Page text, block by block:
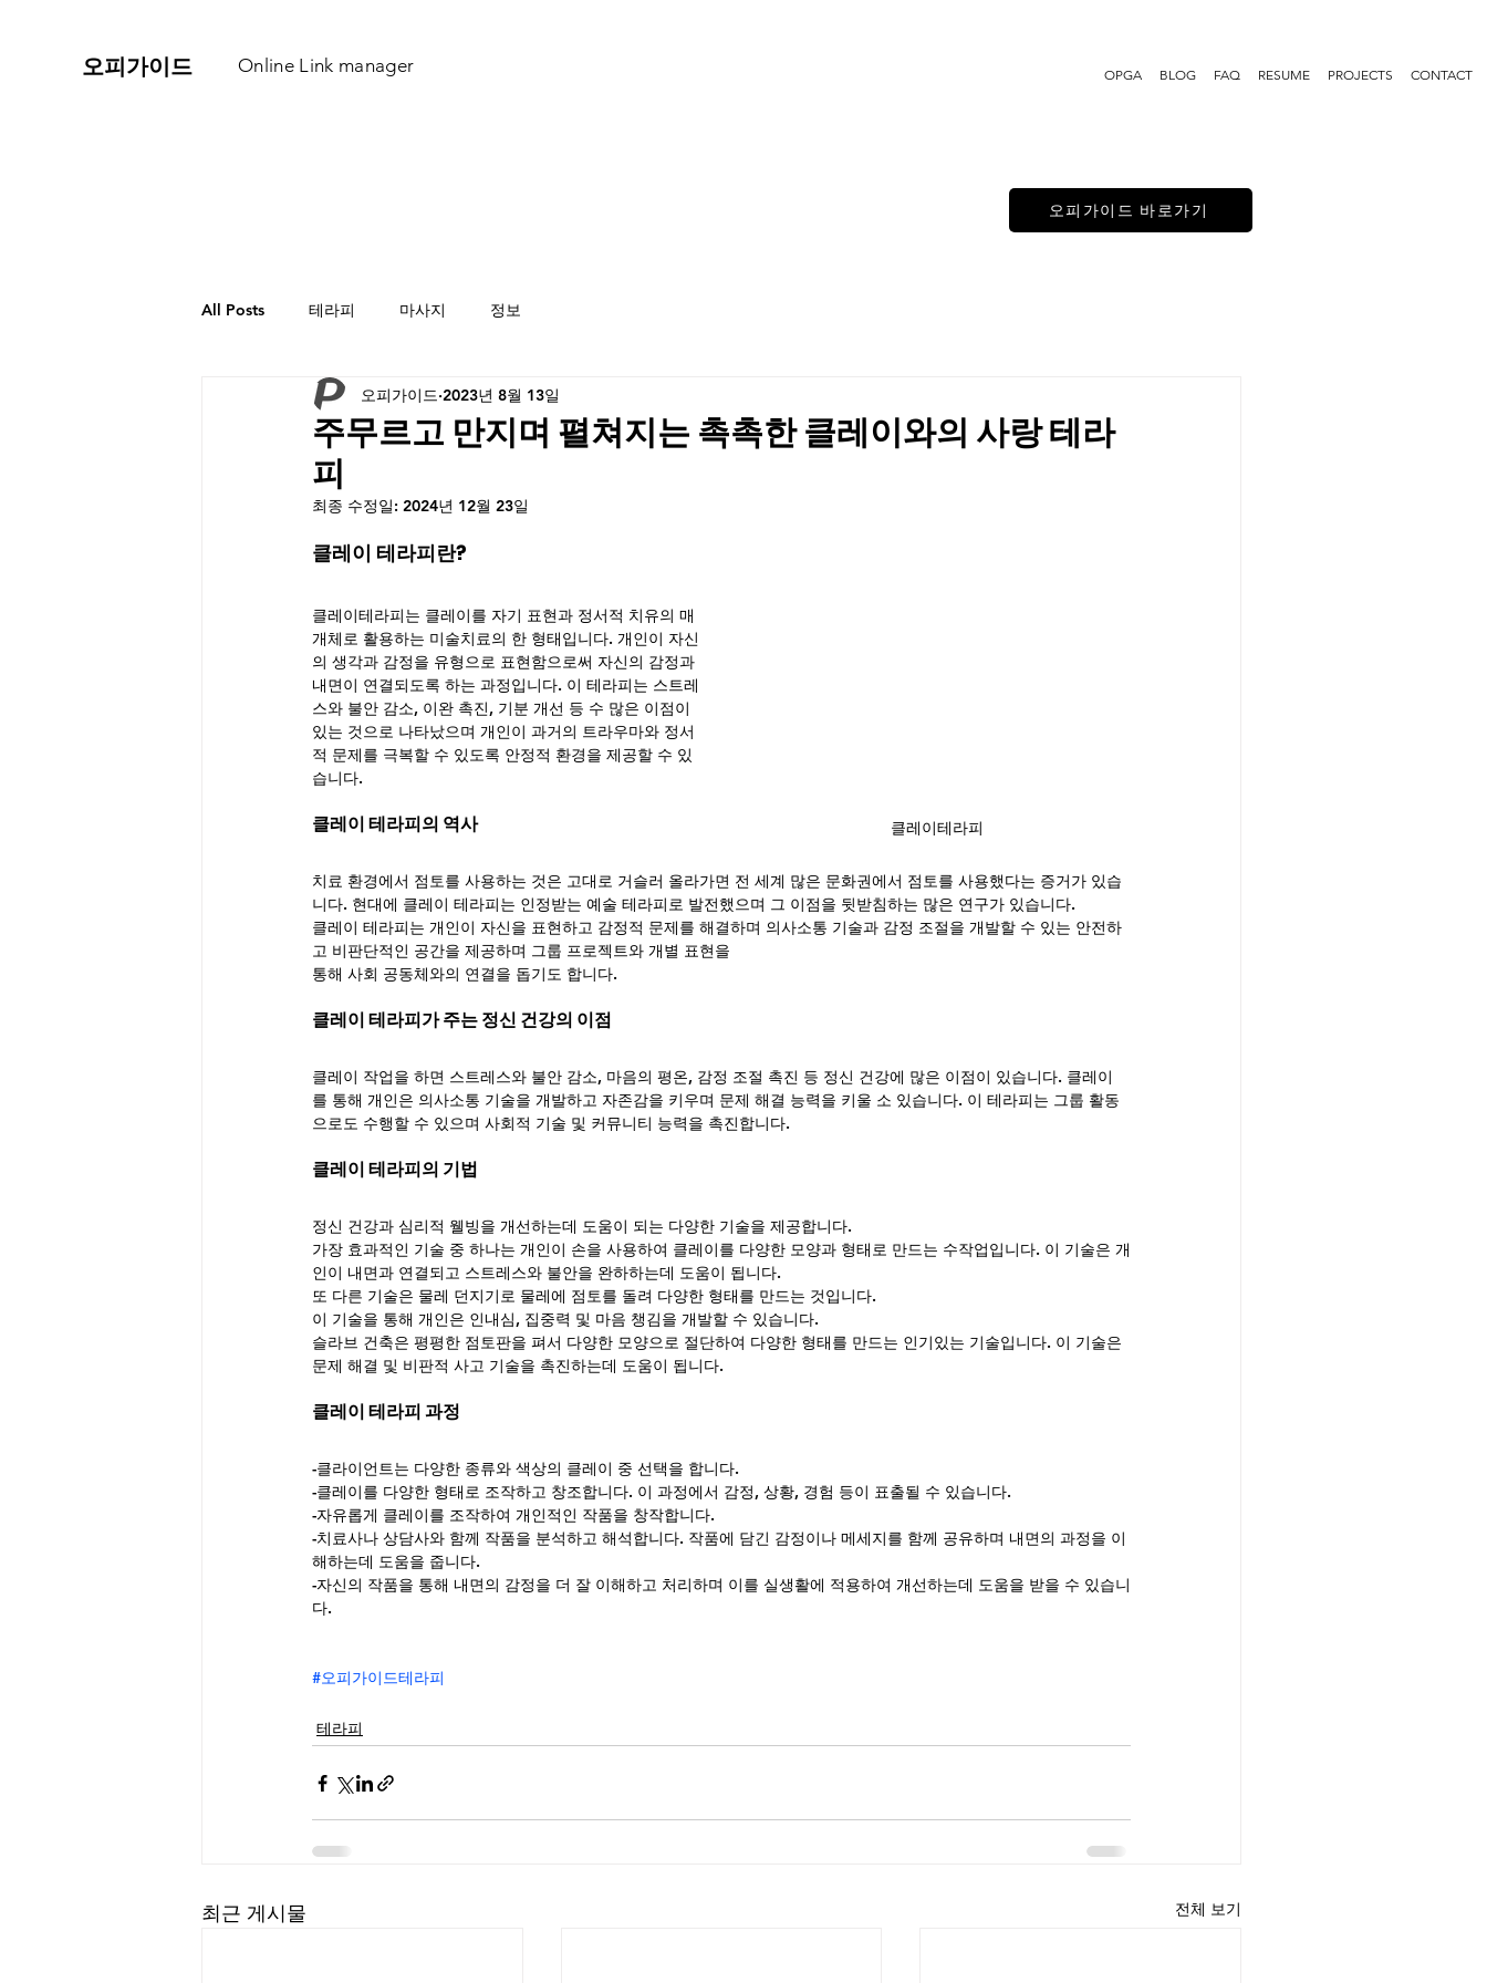
​오피가이드 Online Link manager OPGA BLOG FAQ RESUME PROJECTS CONTACT
오피가이드 바로가기
All Posts 테라피 마사지 정보
주무르고 만지며 펼쳐지는 촉촉한 클레이와의 사랑 테라
피
오피가이드 2023년 8월 13일
최종 수정일: 2024년 12월 23일
클레이테라피
클레이 테라피란?
클레이테라피는 클레이를 자기 표현과 정서적 치유의 매
개체로 활용하는 미술치료의 한 형태입니다. 개인이 자신
의 생각과 감정을 유형으로 표현함으로써 자신의 감정과
내면이 연결되도록 하는 과정입니다. 이 테라피는 스트레
스와 불안 감소, 이완 촉진, 기분 개선 등 수 많은 이점이
있는 것으로 나타났으며 개인이 과거의 트라우마와 정서
적 문제를 극복할 수 있도록 안정적 환경을 제공할 수 있
습니다.
클레이 테라피의 역사
치료 환경에서 점토를 사용하는 것은 고대로 거슬러 올라가면 전 세계 많은 문화권에서 점토를 사용했다는 증거가 있습
니다. 현대에 클레이 테라피는 인정받는 예술 테라피로 발전했으며 그 이점을 뒷받침하는 많은 연구가 있습니다.
클레이 테라피는 개인이 자신을 표현하고 감정적 문제를 해결하며 의사소통 기술과 감정 조절을 개발할 수 있는 안전하
고 비판단적인 공간을 제공하며 그룹 프로젝트와 개별 표현을
통해 사회 공동체와의 연결을 돕기도 합니다.
클레이 테라피가 주는 정신 건강의 이점
클레이 작업을 하면 스트레스와 불안 감소, 마음의 평온, 감정 조절 촉진 등 정신 건강에 많은 이점이 있습니다. 클레이
를 통해 개인은 의사소통 기술을 개발하고 자존감을 키우며 문제 해결 능력을 키울 소 있습니다. 이 테라피는 그룹 활동
으로도 수행할 수 있으며 사회적 기술 및 커뮤니티 능력을 촉진합니다.
클레이 테라피의 기법
정신 건강과 심리적 웰빙을 개선하는데 도움이 되는 다양한 기술을 제공합니다.
가장 효과적인 기술 중 하나는 개인이 손을 사용하여 클레이를 다양한 모양과 형태로 만드는 수작업입니다. 이 기술은 개
인이 내면과 연결되고 스트레스와 불안을 완하하는데 도움이 됩니다.
또 다른 기술은 물레 던지기로 물레에 점토를 돌려 다양한 형태를 만드는 것입니다.
이 기술을 통해 개인은 인내심, 집중력 및 마음 챙김을 개발할 수 있습니다.
슬라브 건축은 평평한 점토판을 펴서 다양한 모양으로 절단하여 다양한 형태를 만드는 인기있는 기술입니다. 이 기술은
문제 해결 및 비판적 사고 기술을 촉진하는데 도움이 됩니다.
클레이 테라피 과정
-클라이언트는 다양한 종류와 색상의 클레이 중 선택을 합니다.
-클레이를 다양한 형태로 조작하고 창조합니다. 이 과정에서 감정, 상황, 경험 등이 표출될 수 있습니다.
-자유롭게 클레이를 조작하여 개인적인 작품을 창작합니다.
-치료사나 상담사와 함께 작품을 분석하고 해석합니다. 작품에 담긴 감정이나 메세지를 함께 공유하며 내면의 과정을 이
해하는데 도움을 줍니다.
-자신의 작품을 통해 내면의 감정을 더 잘 이해하고 처리하며 이를 실생활에 적용하여 개선하는데 도움을 받을 수 있습니
다.
#오피가이드테라피
테라피
최근 게시물 전체 보기